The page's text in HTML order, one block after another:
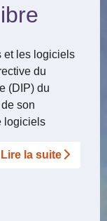
et les logiciels
du
(DIP) du
son
logiciels
Lire la suite­­